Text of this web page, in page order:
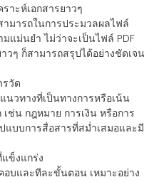
าะห์เอกสารยาวๆ
มารถในการประมวลผลไฟล์
แม่นยำ ไม่ว่าจะเป็นไฟล์ PDF
ๆ ก็สามารถสรุปได้อย่างชัดเจน
วัด
วทางที่เป็นทางการหรือเน้น
ช่น กฎหมาย การเงิน หรือการ
บบการสื่อสารที่สม่ำเสมอและมี
ข็งแกร่ง
บและทีละขั้นตอน เหมาะอย่าง